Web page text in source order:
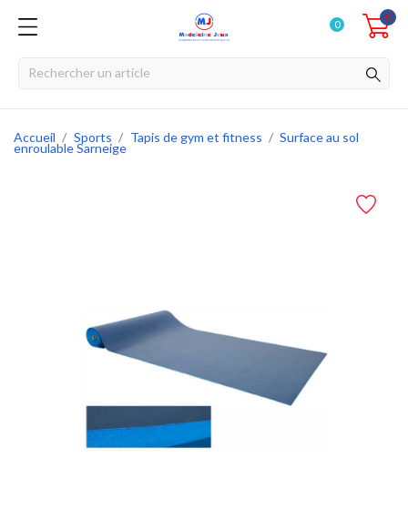
0
0
Accueil Sports Tapis de gym et fitness Surface au sol
enroulable Sarneige